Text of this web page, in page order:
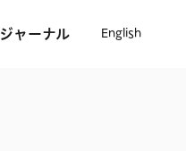
ジャーナル English